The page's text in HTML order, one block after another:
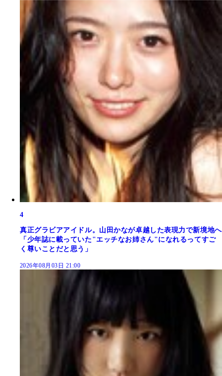
4
真正グラビアアイドル。山田かなが卓越した表現力で新境地へ
「少年誌に載っていた"エッチなお姉さん"になれるってすご
く尊いことだと思う」
2026年08月03日 21:00